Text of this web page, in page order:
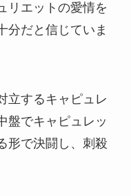
リエットの愛情を
分だと信じていま
立するキャピュレ
盤でキャピュレッ
形で決闘し、刺殺